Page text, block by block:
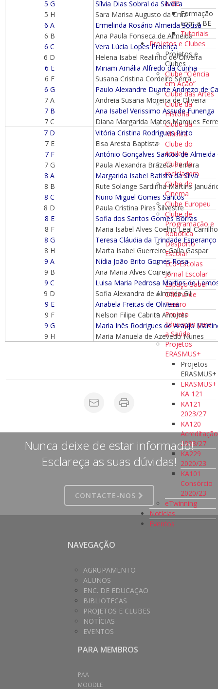
a BE
Formação
com a BE
Tutoriais
Projetos e Clubes
Projetos e
Clubes
Clube “Ciência
em Ação”
Clube das Artes
Clube da
História
Clube da
Música
Clube do
Azulejo
Clube da
reciclagem
Clube do
Cinema
Clube Europeu
Clube de
Programação e
Robótica
Desporto
Escolar
Eco-Escolas
Jornal Escolar
Espaço Saber +
Oficina de
Teatro
Projeto
Educação para
a Saúde
Projetos
ERASMUS+
Projetos
ERASMUS+
ERASMUS+
KA 121
KA121
2023/27
KA120
Acreditação
2023/27
KA229
2020/23
KA101
Consórcio
2020/23
eTwinning
Notícias
Eventos
5 G
Sílvia Dias Sobral da Silveira
5 H
Sara Marisa Augusto da Cruz
6 A
Ermelinda Rosário Almeida Sousa
6 B
Ana Paula Fonseca de Almeida
6 C
Vera Lúcia Lopes Proença
6 D
Helena Isabel Realinho de Oliveira
6 E
Miriam Amália Alfredo da Cunha
6 F
Susana Cristina Cordeiro Serra
6 G
Paulo Alexandre Duarte Andrezo de
7 A
Andreia Susana Moreira de Oliveira
7 B
Ana Isabel Verissimo Assude Funenga
7 C
Diana Margarida Matos Marques
7 D
Vitória Cristina Rodrigues Pinto
7 E
Elsa Aresta Baptista
7 F
António Gonçalves Santos de Almeida
7 G
Paula Alexandra Brazeta Ferreira
8 A
Margarida Isabel Batista da Silva
8 B
Rute Solange Sardinha Martins
8 C
Nuno Miguel Gomes Santos
8 D
Paula Cristina Pires Silvestre
8 E
Sofia dos Santos Gomes Bôrras
8 F
Maria Isabel Alves Coelho Leal Carrilho
8 G
Teresa Cláudia da Trindade Esperanço
8 H
Marta Isabel Guerreiro Galla Gaspar
9 A
Nídia João Brito Gomes Rosa
9 B
Ana Maria Alves Correia
9 C
Luisa Maria Pedrosa Martins de
9 D
Sofia Alexandra de Almeida Gil
9 E
Anabela Freitas de Oliveira
9 F
Nelson Filipe Cabrita Antunes
9 G
Maria Inês Rodrigues de Araújo
9 H
Maria Manuela de Azevedo Nunes
Nunca deixe de estar informado!
Esclareça as suas dúvidas!
CONTACTE-NOS
NAVEGAÇÃO
AGRUPAMENTO
ALUNOS
ENC. DE EDUCAÇÃO
BIBLIOTECAS
PROJETOS E CLUBES
NOTÍCIAS
EVENTOS
PARA MEMBROS
PAA
MOODLE